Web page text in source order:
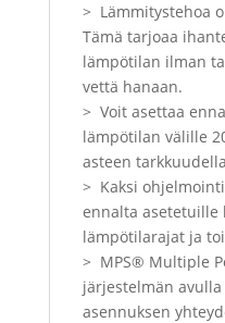
> Lämmitystehoa
Tämä tarjoaa
lämpötilan ilman
vettä hanaan.
> Voit asettaa
lämpötilan välille
asteen tarkkuudella
> Kaksi
ennalta asetetuille
lämpötilarajat ja
> MPS® Multiple
järjestelmän
asennuksen